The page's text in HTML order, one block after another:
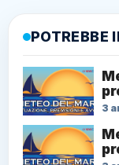
POTREBBE
3